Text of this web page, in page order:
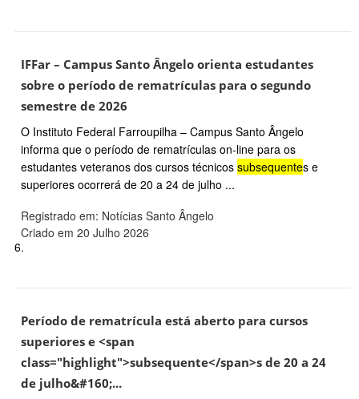
IFFar – Campus Santo Ângelo orienta estudantes
sobre o período de rematrículas para o segundo
semestre de 2026
O Instituto Federal Farroupilha – Campus Santo Ângelo
informa que o período de rematrículas on-line para os
estudantes veteranos dos cursos técnicos subsequentes e
superiores ocorrerá de 20 a 24 de julho ...
Registrado em: Notícias Santo Ângelo
Criado em 20 Julho 2026
6.
Período de rematrícula está aberto para cursos
superiores e <span
class="highlight">subsequente</span>s de 20 a 24
de julho&#160;...